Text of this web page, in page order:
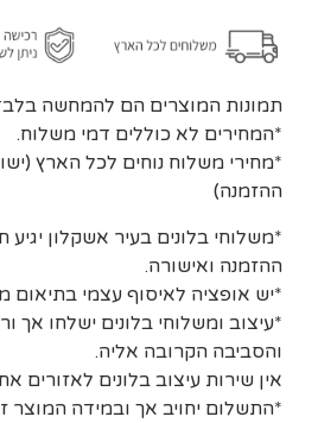
תמונות המוצרים הם להמחשה
*המחירים לא כוללים דמי משלוח.
*מחירי משלוח נוחים לכל הארץ
ההזמנה)
ההזמנה ואישורה.
*יש אופציה לאיסוף עצמי בתיאום
*עיצוב ומשלוחי בלונים ישלחו אך
והסביבה הקרובה אליה.
אין שירות עיצוב בלונים לאזורים
*התשלום יחויב אך ובמידה המוצר